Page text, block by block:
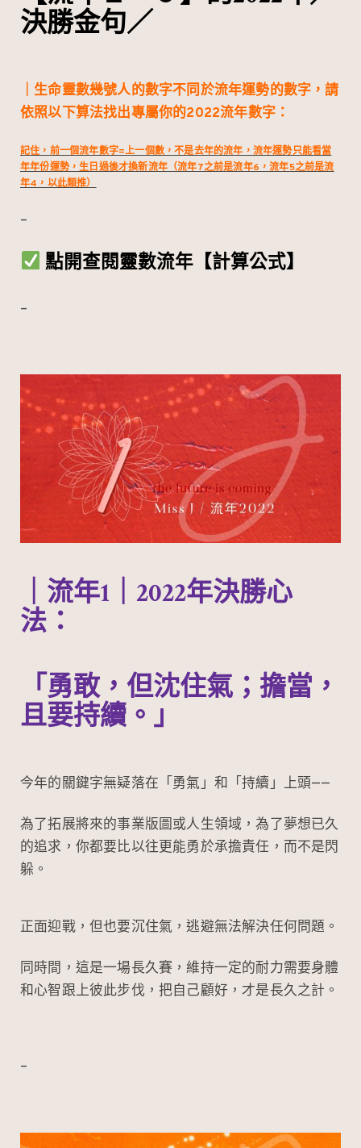
決勝金句／
｜生命靈數幾號人的數字不同於流年運勢的數字，請
依照以下算法找出專屬你的2022流年數字：
記住，前一個流年數字=上一個數，不是去年的流年，流年運勢只能看當
年年份運勢，生日過後才換新流年（流年7之前是流年6，流年5之前是流
年4，以此類推）
–
點開查閱靈數流年【計算公式】
–
｜流年1｜2022年決勝心
法：
「勇敢，但沈住氣；擔當，
且要持續。」
今年的關鍵字無疑落在「勇氣」和「持續」上頭——
為了拓展將來的事業版圖或人生領域，為了夢想已久
的追求，你都要比以往更能勇於承擔責任，而不是閃
躲。
正面迎戰，但也要沉住氣，逃避無法解決任何問題。
同時間，這是一場長久賽，維持一定的耐力需要身體
和心智跟上彼此步伐，把自己顧好，才是長久之計。
–